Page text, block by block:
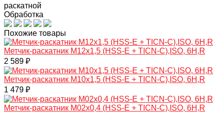
раскатной
Обработка
Похожие товары
Метчик-раскатник M12х1,5 (HSS-E + TICN-C),ISO, 6H,R
2 589 ₽
Метчик-раскатник M10х1,5 (HSS-E + TICN-C),ISO, 6H,R
1 479 ₽
Mетчик-раскатник M02х0,4 (HSS-E + TICN-C),ISO, 6H,R